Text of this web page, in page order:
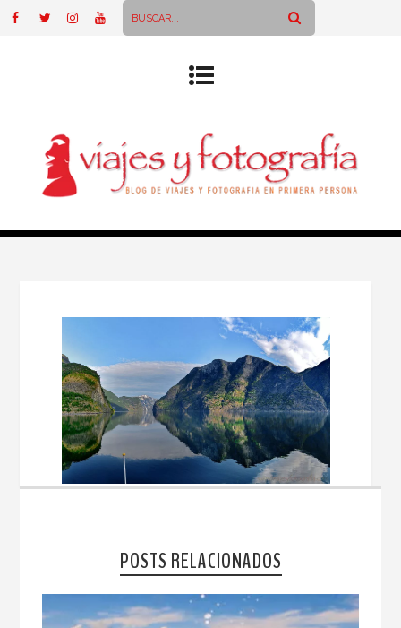
POSTS RELACIONADOS